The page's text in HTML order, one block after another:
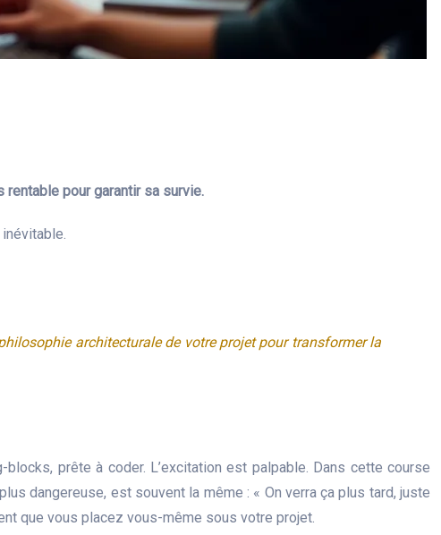
pour garantir sa survie.
architecturale de votre projet pour transformer la
prête à coder. L’excitation est palpable. Dans cette course
dangereuse, est souvent la même : « On verra ça plus tard, juste
que vous placez vous-même sous votre projet.